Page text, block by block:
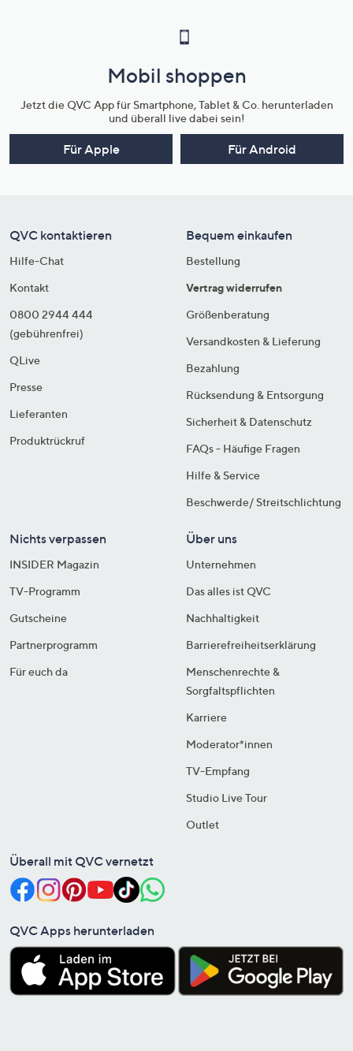
Mobil shoppen
Jetzt die QVC App für Smartphone, Tablet & Co. herunterladen
und überall live dabei sein!
Für Apple Für Android
QVC kontaktieren
Hilfe-Chat
Kontakt
0800 2944 444
(gebührenfrei)
QLive
Presse
Lieferanten
Produktrückruf
Bequem einkaufen
Bestellung
Vertrag widerrufen
Größenberatung
Versandkosten & Lieferung
Bezahlung
Rücksendung & Entsorgung
Sicherheit & Datenschutz
FAQs - Häufige Fragen
Hilfe & Service
Beschwerde/ Streitschlichtung
Nichts verpassen
INSIDER Magazin
TV-Programm
Gutscheine
Partnerprogramm
Für euch da
Über uns
Unternehmen
Das alles ist QVC
Nachhaltigkeit
Barrierefreiheitserklärung
Menschenrechte &
Sorgfaltspflichten
Karriere
Moderator*innen
TV-Empfang
Studio Live Tour
Outlet
Überall mit QVC vernetzt
QVC Apps herunterladen